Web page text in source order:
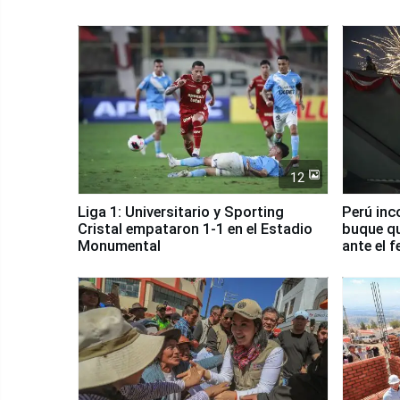
12
Liga 1: Universitario y Sporting
Cristal empataron 1-1 en el Estadio
Monumental
Perú
buque
ante el